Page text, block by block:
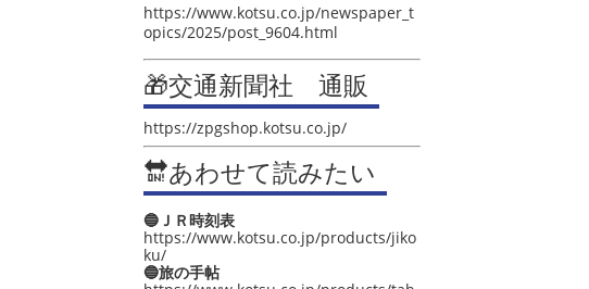
https://www.kotsu.co.jp/newspaper_t
opics/2025/post_9604.html
🎁交通新聞社 通販
https://zpgshop.kotsu.co.jp/
🔛あわせて読みたい
🔵ＪＲ時刻表
https://www.kotsu.co.jp/products/jiko
ku/
🔵旅の手帖